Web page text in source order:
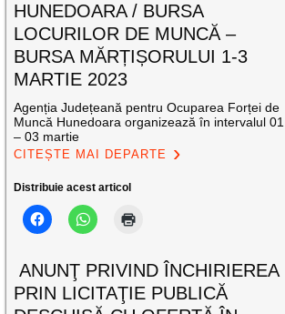
HUNEDOARA / BURSA
LOCURILOR DE MUNCĂ –
BURSA MĂRȚIȘORULUI 1-3
MARTIE 2023
Agenția Județeană pentru Ocuparea Forței de
Muncă Hunedoara organizează în intervalul 01
– 03 martie
CITEȘTE MAI DEPARTE
Distribuie acest articol
ANUNŢ PRIVIND ÎNCHIRIEREA
PRIN LICITAŢIE PUBLICĂ